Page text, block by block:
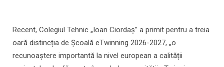
Recent, Colegiul Tehnic „Ioan Ciordaș” a primit pentru a treia
oară distincția de Școală eTwinning 2026-2027, „o
recunoaștere importantă la nivel european a calității